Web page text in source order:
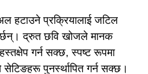
हटाउने प्रक्रियालाई जटिल
द्रुत छवि खोजले मानक
गर्न सक्छ, स्पष्ट रूपमा
पुनर्स्थापित गर्न सक्छ।